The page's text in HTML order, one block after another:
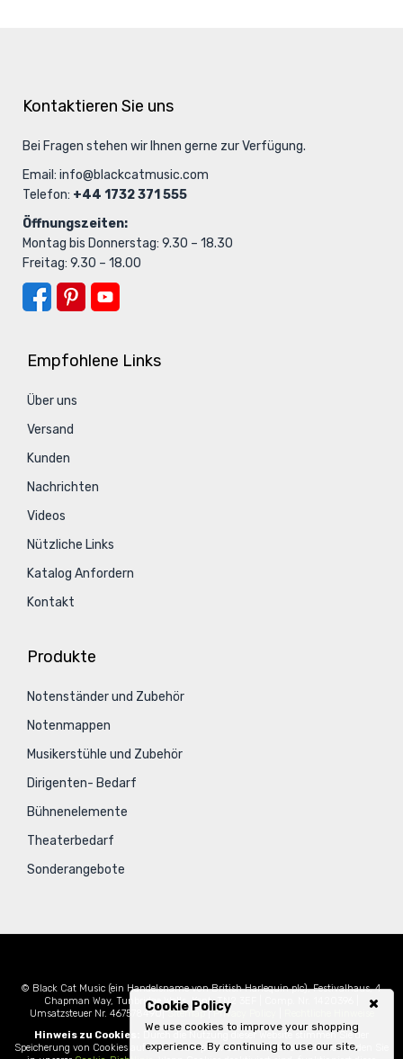
Cookie Policy
We use cookies to improve your shopping
experience. By continuing to use our site,
Kontaktieren Sie uns
Bei Fragen stehen wir Ihnen gerne zur Verfügung.
Email: info@blackcatmusic.com
Telefon: +44 1732 371 555
Öffnungszeiten:
Montag bis Donnerstag: 9.30 – 18.30
Freitag: 9.30 – 18.00
Empfohlene Links
Über uns
Versand
Kunden
Nachrichten
Videos
Nützliche Links
Katalog Anfordern
Kontakt
Produkte
Notenständer und Zubehör
Notenmappen
Musikerstühle und Zubehör
Dirigenten- Bedarf
Bühnenelemente
Theaterbedarf
Sonderangebote
© Black Cat Music (ein Handelsname von British Harlequin plc), Festivalhaus, 4
Chapman Way, Tunbridge Wells, Kent, TN2 3EF | Comp. Nr. 1420396 |
Umsatzsteuer Nr. 467578490|Sitemap|Privacy Policy
Hinweis zu Cookies:
Durch die Nutzung dieser Website stimmen Sie der
Speicherung von Cookies auf Ihrem Computer zu. Weitere Informationen finden Sie